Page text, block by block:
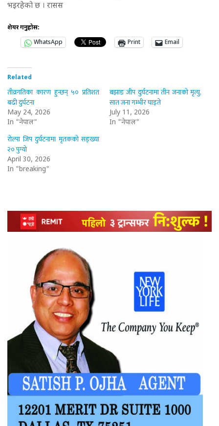
भइरहेको छ । रासस
शेयर गर्नुहोस:
WhatsApp
Print Email
Related
तीव्रगतिका कारण हुन्छन् ५० प्रतिशत
बढी दुर्घटना
May 24, 2026
In "नेपाल"
बझाङ जीप दुर्घटनामा तीन जनाको मृत्यु,
सात जना गम्भीर घाइते
July 11, 2026
In "नेपाल"
रोल्पा जिप दुर्घटनामा मृतकको सङ्ख्या
२० पुग्यो
April 30, 2026
In "breaking"